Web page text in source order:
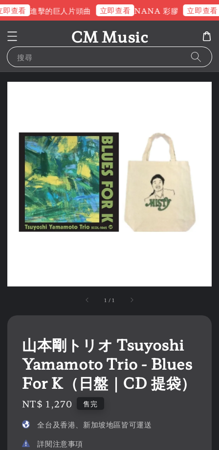
查看 進擊的巨人片頭曲 立即查看 NANA 彩膠 立即查看
CM Music
搜尋
1 /1
山本剛トリオ Tsuyoshi
Yamamoto Trio - Blues
For K（日盤｜CD 提袋）
Regular
NT$ 1,270 售完
全台及香港、新加坡地區皆可運送
詳閱注意事項